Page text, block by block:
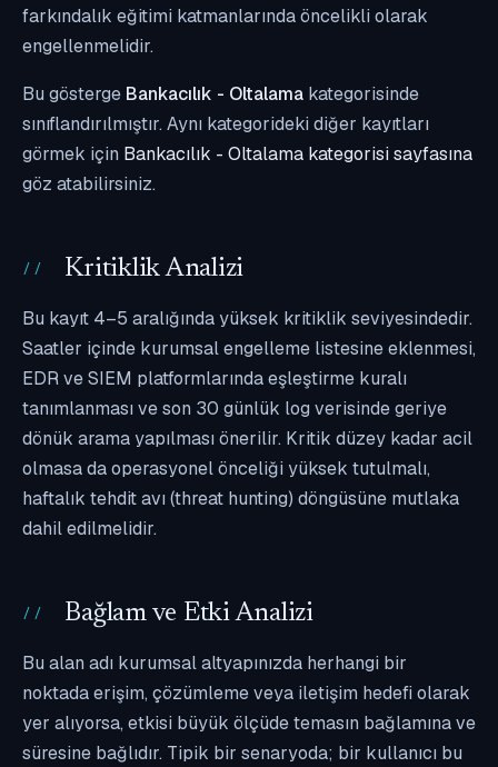
farkındalık eğitimi katmanlarında öncelikli olarak
engellenmelidir.
Bu gösterge Bankacılık - Oltalama kategorisinde
sınıflandırılmıştır. Aynı kategorideki diğer kayıtları
görmek için Bankacılık - Oltalama kategorisi sayfasına
göz atabilirsiniz.
Kritiklik Analizi
Bu kayıt 4–5 aralığında yüksek kritiklik seviyesindedir.
Saatler içinde kurumsal engelleme listesine eklenmesi,
EDR ve SIEM platformlarında eşleştirme kuralı
tanımlanması ve son 30 günlük log verisinde geriye
dönük arama yapılması önerilir. Kritik düzey kadar acil
olmasa da operasyonel önceliği yüksek tutulmalı,
haftalık tehdit avı (threat hunting) döngüsüne mutlaka
dahil edilmelidir.
Bağlam ve Etki Analizi
Bu alan adı kurumsal altyapınızda herhangi bir
noktada erişim, çözümleme veya iletişim hedefi olarak
yer alıyorsa, etkisi büyük ölçüde temasın bağlamına ve
süresine bağlıdır. Tipik bir senaryoda; bir kullanıcı bu